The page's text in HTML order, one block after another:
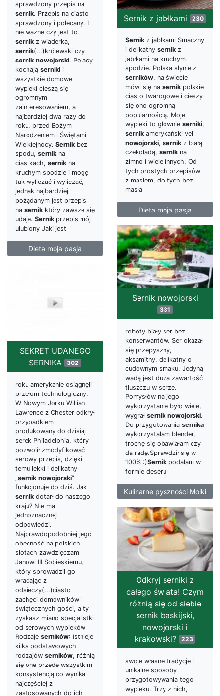
sprawdzony przepis na
sernik. Przepis na ciasto
sprawdzony i polecany. I
nie ważne czy jest to
sernikz wiaderka,
sernik(...)królewski czy
sernik nowojorski. Polacy
kochają serniki i
wszystkie domowe
wypieki cieszą się
ogromnym
zainteresowaniem, a
najbardziej dwa razy do
roku, przed Bożym
Narodzeniem i Świętami
Wielkiejnocy. Sernikbez
spodu, sernikna
ciastkach, sernikna
kruchym spodzie i mogę
tak wyliczać i wyliczać,
jednak najbardziej
pożądanym jest przepis
na sernikktóry zawsze się
udaje. Sernikprzepis mój
ulubiony Jaki jest
Dieta moja pasja
Sernik z jabłkami 230
Sernik z jabłkami Smaczny
i delikatny sernik z
jabłkami na kruchym
spodzie. Polska słynie z
serników, na świecie
mówi się na sernik polskie
ciasto twarogowe i cieszy
się ono ogromną
popularnością. Moje
wypieki to głownie serniki,
sernik amerykański vel
nowojorski, sernik z białą
czekoladą, sernik na
zimno i wiele innych. Od
tych prostych przepisów
z masłem, do tych bez
masła
Dieta moja pasja
Sernik nowojorski
331
roboty biały ser bez
konserwantów. Ser okazał
się przepyszny,
aksamitny, delikatny o
cudownym smaku. Jedyną
wadą jest duża zawartość
tłuszczu w serze.
Pomysłów na jego
wykorzystanie było wiele,
wygrał sernik nowojorski.
Do przygotowania sernika
wykorzystałam blender,
trochę się obawiałam czy
da radę.Sprawdził się w
100% :)Sernik podałam w
formie deseru
Kulinarne pyszności Molki
SEKRET UDANEGO
SERNIKA 302
roku amerykanie osiągnęli
przełom technologiczny.
W Nowym Jorku Willian
Lawrence z Chester odkrył
przypadkiem
produkowany do dzisiaj
serek Philadelphia, który
pozwolił zmodyfikować
serowy przepis, dzięki
temu lekki i delikatny
„sernik nowojorski”
funkcjonuje do dziś. Jak
sernik dotarł do naszego
kraju? Nie ma
jednoznacznej
odpowiedzi.
Najprawdopodobniej jego
obecność na polskich
słotach zawdzięczam
Janowi III Sobieskiemu,
który sprowadził go
wracając z
odsieczy(...)ciasto
zachęci domowników i
świątecznych gości, a ty
zyskasz miano specjalistki
od serowych wypieków
Rodzaje serników: Istnieje
kilka podstawowych
rodzajów serników, różnią
się one przede wszystkim
konsystencją co wynika
najczęściej z
zastosowanych do ich
Odkryj serniki z
całego świata! Czym
różnią się od siebie
sernik baskijski,
nowojorski i
krakowski? 223
swoje własne tradycje i
unikalne sposoby
przygotowywania tego
wypieku. Trzy z nich,